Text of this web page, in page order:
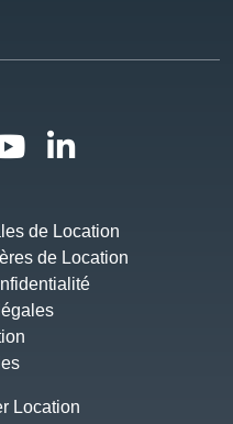
de Location
de Location
Location